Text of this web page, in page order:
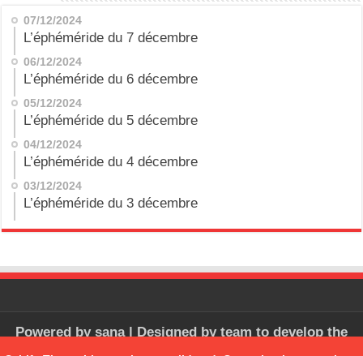
07/12/2024
L’éphéméride du 7 décembre
06/12/2024
L’éphéméride du 6 décembre
05/12/2024
L’éphéméride du 5 décembre
04/12/2024
L’éphéméride du 4 décembre
03/12/2024
L’éphéméride du 3 décembre
Powered by sana| Designed by team to develop the